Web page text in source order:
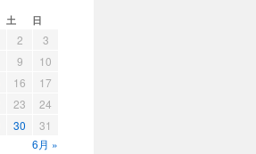
土 日
2
3
9
10
16
17
23
24
30
31
6月 »